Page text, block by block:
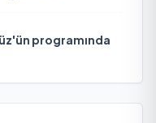
programında